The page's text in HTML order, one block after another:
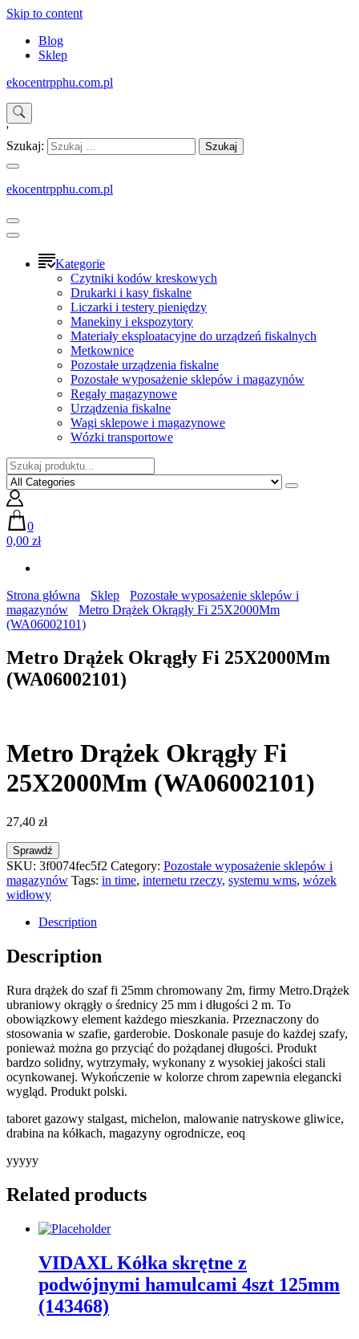
Skip to content
Blog
Sklep
ekocentrpphu.com.pl
'
Szukaj:
ekocentrpphu.com.pl
Kategorie
Czytniki kodów kreskowych
Drukarki i kasy fiskalne
Liczarki i testery pieniędzy
Manekiny i ekspozytory
Materiały eksploatacyjne do urządzeń fiskalnych
Metkownice
Pozostałe urządzenia fiskalne
Pozostałe wyposażenie sklepów i magazynów
Regały magazynowe
Urządzenia fiskalne
Wagi sklepowe i magazynowe
Wózki transportowe
0
0,00 zł
Strona główna Sklep
Pozostałe wyposażenie sklepów i
magazynów
Metro Drążek Okrągły Fi 25X2000Mm
(WA06002101)
Metro Drążek Okrągły Fi 25X2000Mm
(WA06002101)
Metro Drążek Okrągły Fi
25X2000Mm (WA06002101)
27,40 zł
Sprawdź
SKU: 3f0074fec5f2 Category: Pozostałe wyposażenie sklepów i
magazynów Tags: in time, internetu rzeczy, systemu wms, wózek
widłowy
Description
Description
Rura drążek do szaf fi 25mm chromowany 2m, firmy Metro.Drążek
ubraniowy okrągły o średnicy 25 mm i długości 2 m. To
obowiązkowy element każdego mieszkania. Przeznaczony do
stosowania w szafie, garderobie. Doskonale pasuje do każdej szafy,
ponieważ można go przyciąć do pożądanej długości. Produkt
bardzo solidny, wytrzymały, wykonany z wysokiej jakości stali
ocynkowanej. Wykończenie w kolorze chrom zapewnia elegancki
wygląd. Produkt polski.
taboret gazowy stalgast, michelon, malowanie natryskowe gliwice,
drabina na kółkach, magazyny ogrodnicze, eoq
yyyyy
Related products
VIDAXL Kółka skrętne z
podwójnymi hamulcami 4szt 125mm
(143468)